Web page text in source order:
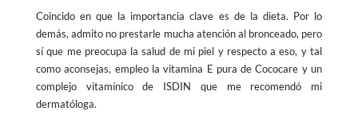
Coincido en que la importancia clave es de la dieta. Por lo
demás, admito no prestarle mucha atención al bronceado, pero
sí que me preocupa la salud de mi piel y respecto a eso, y tal
como aconsejas, empleo la vitamina E pura de Cococare y un
complejo vitamínico de ISDIN que me recomendó mi
dermatóloga.